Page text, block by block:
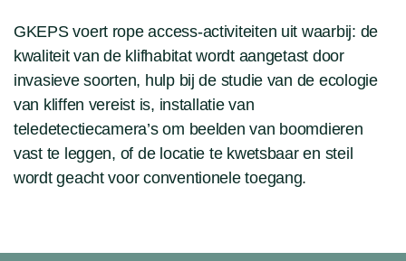
GKEPS voert rope access-activiteiten uit waarbij: de
kwaliteit van de klifhabitat wordt aangetast door
invasieve soorten, hulp bij de studie van de ecologie
van kliffen vereist is, installatie van
teledetectiecamera’s om beelden van boomdieren
vast te leggen, of de locatie te kwetsbaar en steil
wordt geacht voor conventionele toegang.